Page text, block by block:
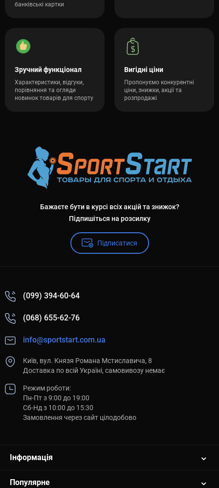
банківські картки
Зручний функціонал
Характеристики, відгуки,
порівняння та огляди
новинок товарів для спорту
Вигідні ціни
Пропонуємо конкурентні
ціни, знижки, акції та
розпродажі
Бажаєте бути в курсі всіх акцій та знижок?
Підпишіться на розсилку
Підписатися
(099) 394-60-64
(068) 655-62-76
info@sportstart.com.ua
Київ, вул. Князя Романа Мстиславича, 8
Доставка по всій Україні, самовивозу немає
Режим роботи:
Пн-Пт з 9:00 до 19:00
Сб-Нд з 10:00 до 15:30
Замовлення через сайт цілодобово
Інформація
Популярне